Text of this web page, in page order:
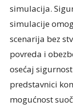
simulacija.
simulacije
scenarija bez
povreda i
osećaj
predstavnici
mogućnost